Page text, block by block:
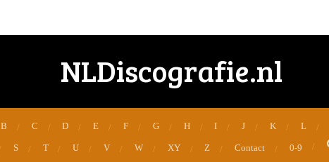
NLDiscografie.nl
B C D E F G H I J K L
S T U V W XY Z Contact 0-9